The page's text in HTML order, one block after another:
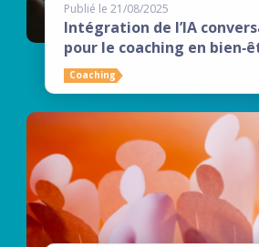
Publié le 21/08/2025
Intégration de l’IA
pour le coaching en
Coaching